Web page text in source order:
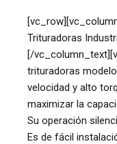
Trituradoras
[/
trituradoras
velocidad y alto
maximizar la
Su operación
Es de fácil